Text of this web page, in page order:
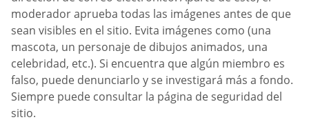
moderador aprueba todas las imágenes antes de que
sean visibles en el sitio. Evita imágenes como (una
mascota, un personaje de dibujos animados, una
celebridad, etc.). Si encuentra que algún miembro es
falso, puede denunciarlo y se investigará más a fondo.
Siempre puede consultar la página de seguridad del
sitio.